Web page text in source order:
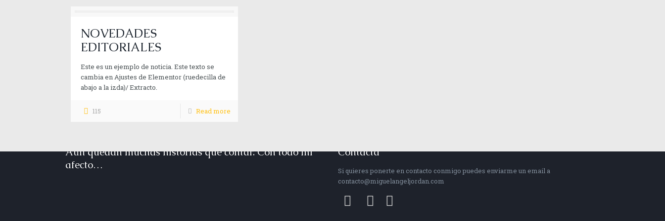
NOVEDADES
EDITORIALES
Este es un ejemplo de noticia. Este texto se
cambia en Ajustes de Elementor (ruedecilla de
abajo a la izda)/ Extracto.
115 Read more
Aún quedan muchas historias que contar. Con todo mi
afecto…
Contacta
Si quieres ponerte en contacto conmigo puedes enviarme un email a
contacto@miguelangeljordan.com